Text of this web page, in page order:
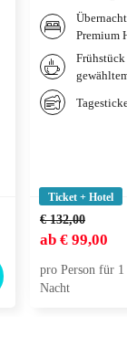
Premium
Ticket + Hotel
€ 132,00
ab € 99,00
pro Person für 1
Nacht